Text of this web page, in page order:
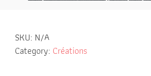
collection
«
triangle
SKU: N/A
Category: Créations